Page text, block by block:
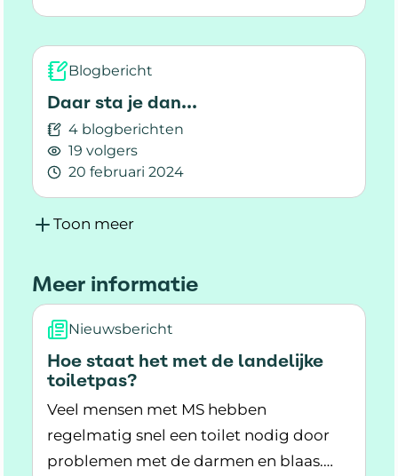
Lees meer over Samen naar één Nationale
Blogbericht
Daar sta je dan...
4 blogberichten
19 volgers
20 februari 2024
Lees meer over Daar sta je dan...
Toon meer
Meer informatie
Nieuwsbericht
Hoe staat het met de landelijke
toiletpas?
Veel mensen met MS hebben
regelmatig snel een toilet nodig door
problemen met de darmen en blaas.